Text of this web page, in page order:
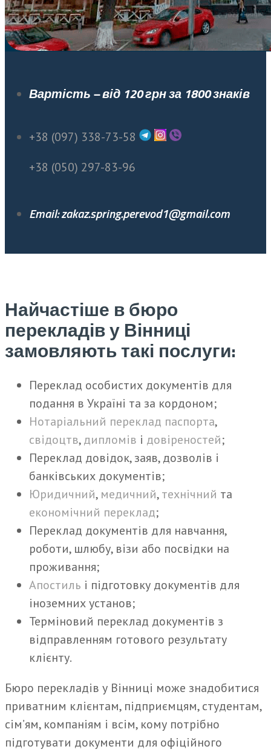
Вартість – від 120 грн за 1800 знаків
+38 (097) 338-73-58
+38 (050) 297-83-96
Email: zakaz.spring.perevod1@gmail.com
Найчастіше в бюро
перекладів у Вінниці
замовляють такі послуги:
Переклад особистих документів для
подання в Україні та за кордоном;
Нотаріальний переклад паспорта,
свідоцтв,дипломів і довіреностей;
Переклад довідок, заяв, дозволів і
банківських документів;
Юридичний, медичний,технічний та
економічний переклад;
Переклад документів для навчання,
роботи, шлюбу, візи або посвідки на
проживання;
Апостиль і підготовку документів для
іноземних установ;
Терміновий переклад документів з
відправленням готового результату
клієнту.
Бюро перекладів у Вінниці може знадобитися
приватним клієнтам, підприємцям, студентам,
сім’ям, компаніям і всім, кому потрібно
підготувати документи для офіційного